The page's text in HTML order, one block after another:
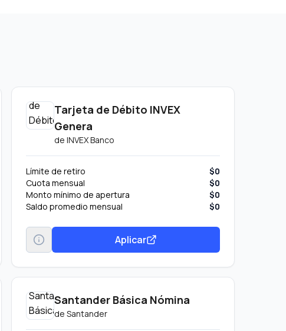
Tarjeta de Débito INVEX
Genera
de INVEX Banco
Límite de retiro
$0
Cuota mensual
$0
Monto mínimo de apertura
$0
Saldo promedio mensual
$0
Aplicar
Santander Básica Nómina
de Santander